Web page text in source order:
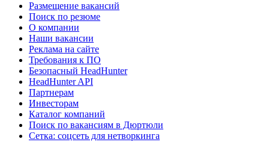
Размещение вакансий
Поиск по резюме
О компании
Наши вакансии
Реклама на сайте
Требования к ПО
Безопасный HeadHunter
HeadHunter API
Партнерам
Инвесторам
Каталог компаний
Поиск по вакансиям в Дюртюли
Сетка: соцсеть для нетворкинга